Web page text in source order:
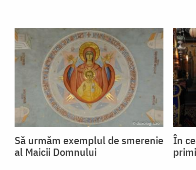
Să urmăm exemplul de smerenie
al Maicii Domnului
În